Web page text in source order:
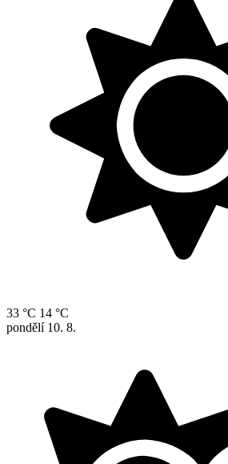
33 °C 14 °C
pondělí 10. 8.